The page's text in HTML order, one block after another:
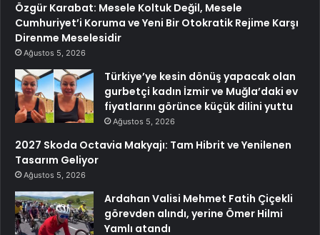
Özgür Karabat: Mesele Koltuk Değil, Mesele
Cumhuriyet’i Koruma ve Yeni Bir Otokratik Rejime Karşı
Direnme Meselesidir
Ağustos 5, 2026
Türkiye’ye kesin dönüş yapacak olan
gurbetçi kadın İzmir ve Muğla’daki ev
fiyatlarını görünce küçük dilini yuttu
Ağustos 5, 2026
2027 Skoda Octavia Makyajı: Tam Hibrit ve Yenilenen
Tasarım Geliyor
Ağustos 5, 2026
Ardahan Valisi Mehmet Fatih Çiçekli
görevden alındı, yerine Ömer Hilmi
Yamlı atandı